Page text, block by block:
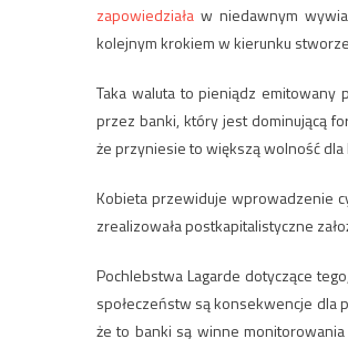
zapowiedziała w niedawnym
kolejnym krokiem w kierunku
Taka waluta to pieniądz
przez banki, który jest dominującą
że przyniesie to większą wolność
Kobieta przewiduje wprowadzenie
zrealizowała postkapitalistyczne
Pochlebstwa Lagarde dotyczące
społeczeństw są konsekwencje dla
że ​​to banki są winne